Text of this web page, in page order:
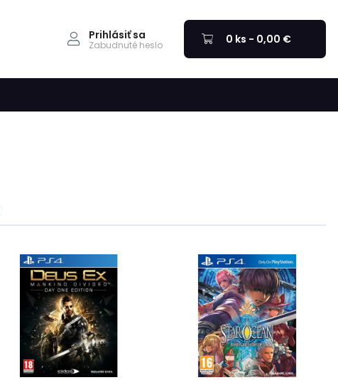
Prihlásiť sa
Zabudnuté heslo 0 ks - 0,00 €